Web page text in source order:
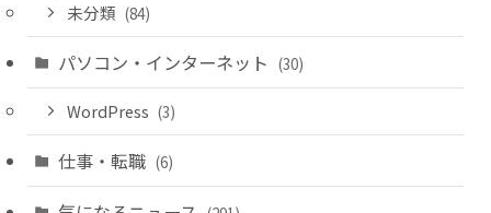
未分類 (84)
パソコン・インターネット (30)
WordPress (3)
仕事・転職 (6)